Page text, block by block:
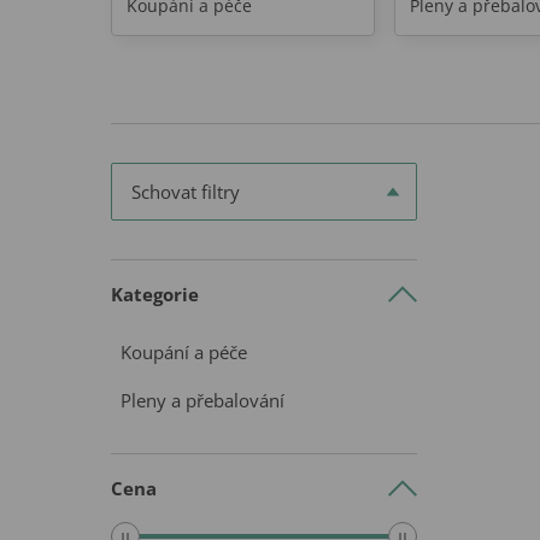
Koupání a péče Pleny a
Schovat filtry
Kategorie
Koupání a péče
Pleny a přebalování
Cena